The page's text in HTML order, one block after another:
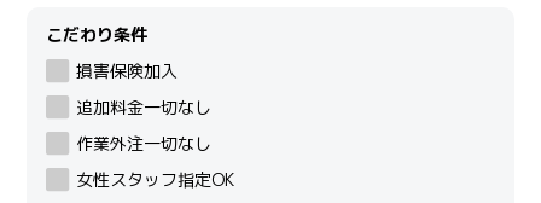
こだわり条件
損害保険加入
追加料金一切なし
作業外注一切なし
女性スタッフ指定OK